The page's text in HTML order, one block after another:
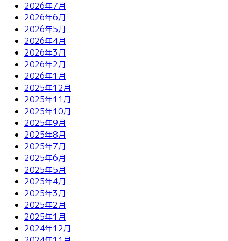
2026年7月
2026年6月
2026年5月
2026年4月
2026年3月
2026年2月
2026年1月
2025年12月
2025年11月
2025年10月
2025年9月
2025年8月
2025年7月
2025年6月
2025年5月
2025年4月
2025年3月
2025年2月
2025年1月
2024年12月